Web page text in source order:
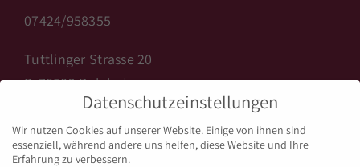
07424/958355
Tuttlinger Strasse 20
D-78582 Balgheim
info@backhaus-licht.de
www.backhaus-licht.de
Datenschutzeinstellungen
Wir nutzen Cookies auf unserer Website. Einige von ihnen sind
essenziell, während andere uns helfen, diese Website und Ihre
Erfahrung zu verbessern.